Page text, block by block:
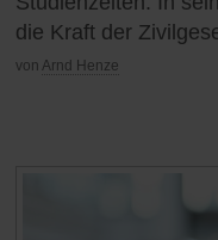
die Kraft der
von Arnd Henze